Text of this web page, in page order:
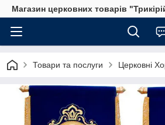
Магазин церковних товарів
Товари та послуги Церковні